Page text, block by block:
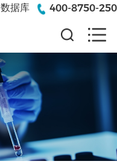
数据库 400-8750-250